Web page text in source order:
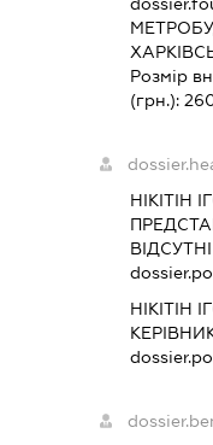
Розмір
(грн.):
НІКІТІН
ВІДСУТНІ
НІКІТІН